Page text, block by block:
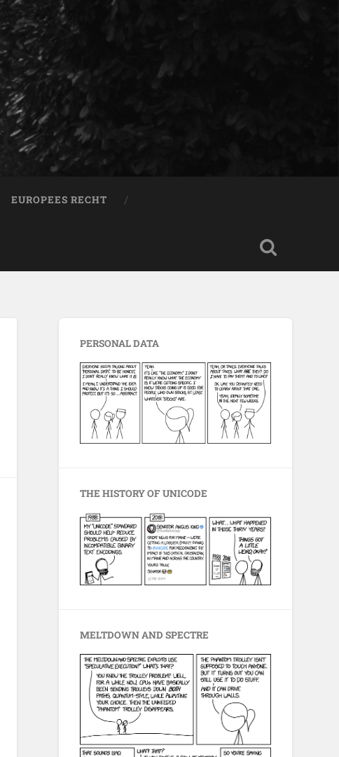
EUROPEES RECHT
PERSONAL DATA
THE HISTORY OF UNICODE
MELTDOWN AND SPECTRE